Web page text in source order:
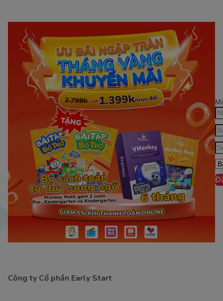
Công ty Cổ phần Early Start